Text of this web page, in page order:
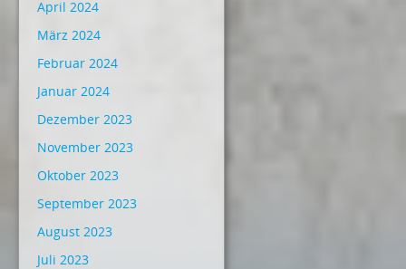
April 2024
März 2024
Februar 2024
Januar 2024
Dezember 2023
November 2023
Oktober 2023
September 2023
August 2023
Juli 2023